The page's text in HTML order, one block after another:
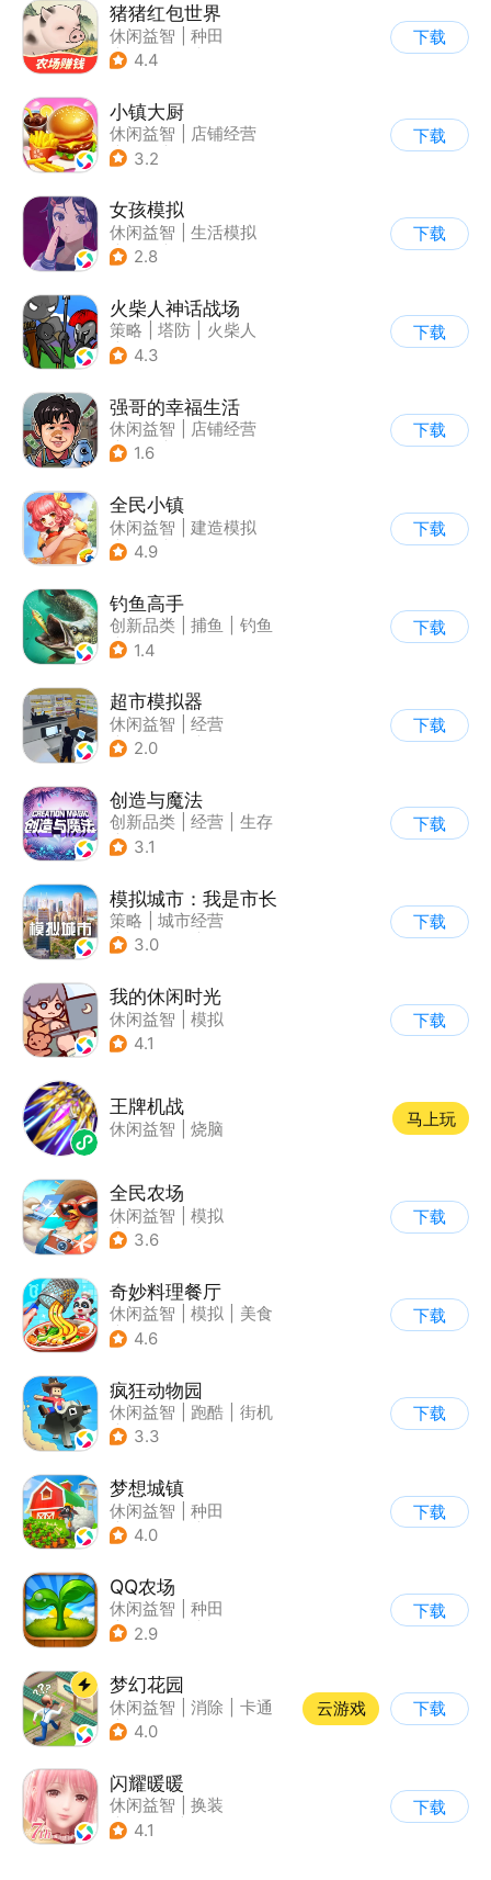
猪猪红包世界
休闲益智
种田
| 田园生活
4.4
下载
小镇大厨
休闲益智
店铺经营
| 美食
3.2
下载
女孩模拟
休闲益智
生活模拟
| 校园
2.8
下载
火柴人神话战场
策略 塔防
火柴人
| 休闲益智
4.3
下载
强哥的幸福生活
休闲益智
店铺经营
| 卡通
1.6
下载
全民小镇
休闲益智
建造模拟
| 卡通
4.9
下载
钓鱼高手
创新品类 捕鱼
钓鱼
| 治愈
1.4
下载
超市模拟器
休闲益智
经营
| 文字游戏
2.0
下载
创造与魔法
创新品类 经营
生存
| 开放世界
3.1
下载
模拟城市：我是市长
策略
城市经营
| 模拟城市
3.0
下载
我的休闲时光
休闲益智
模拟
4.1
下载
王牌机战
休闲益智 烧脑
马上玩
全民农场
休闲益智
模拟
| 田园生活
3.6
下载
奇妙料理餐厅
休闲益智 模拟
美食
| 宝宝巴士
4.6
下载
疯狂动物园
休闲益智 跑酷
街机
| 像素风
3.3
下载
梦想城镇
休闲益智
种田
| 田园生活
4.0
下载
QQ农场
休闲益智
种田
| 田园生活
2.9
下载
梦幻花园
休闲益智 消除
卡通
| 创梦天地
4.0
云游戏 下载
闪耀暖暖
休闲益智
换装
| 美少女
4.1
下载